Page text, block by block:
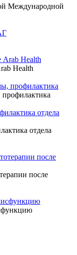
Международной
Health
отдела
после